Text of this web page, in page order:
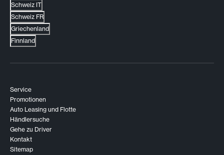
Schweiz IT
Schweiz FR
Griechenland
Finnland
Service
Promotionen
Auto Leasing und Flotte
Händlersuche
Gehe zu Driver
Kontakt
Sitemap